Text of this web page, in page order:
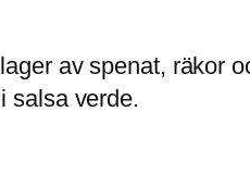
av spenat, räkor
salsa verde.